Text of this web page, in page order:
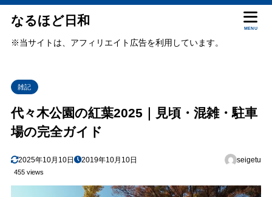
なるほど日和
MENU
※当サイトは、アフィリエイト広告を利用しています。
雑記
代々木公園の紅葉2025｜見頃・混雑・駐車
場の完全ガイド
2025年10月10日 2019年10月10日 seigetu
455 views